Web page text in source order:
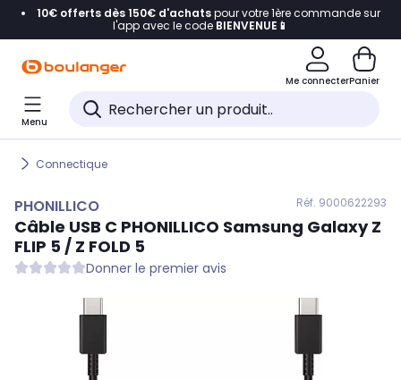
Accéder directement à la navigation
Accéder directement au pied de page
Accéder directement au chatbot
10€ offerts dès 150€ d'achatspour votre 1ère commande sur
l'app avec le code BIENVENUE📱
Me connecterPanier
Menu
Connectique
PHONILLICO Réf. 9000622293
Câble USB C PHONILLICO Samsung Galaxy Z
FLIP 5 / Z FOLD 5
Donner le premier avis